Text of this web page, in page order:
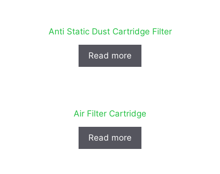
Anti Static Dust Cartridge Filter
Read more
Air Filter Cartridge
Read more